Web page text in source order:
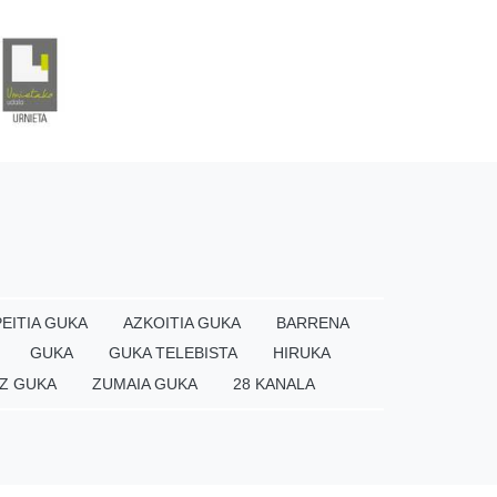
GUKA AZKOITIA GUKA
BARRENA
GUKA GUKA TELEBISTA
HIRUKA
GUKA ZUMAIA GUKA 28 KANALA